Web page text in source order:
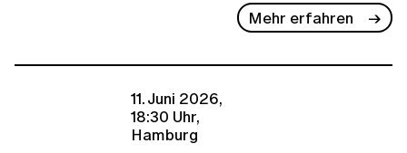
Mehr erfahren
11. Juni 2026,
18:30 Uhr,
Hamburg